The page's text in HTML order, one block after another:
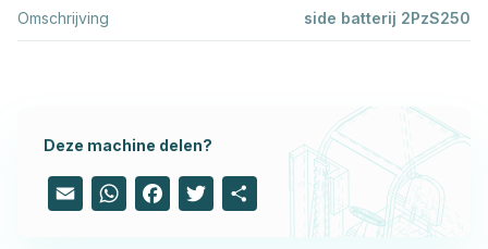
Omschrijving side batterij 2PzS250
Deze machine delen?
Email WhatsAppFacebook
Twitter Share